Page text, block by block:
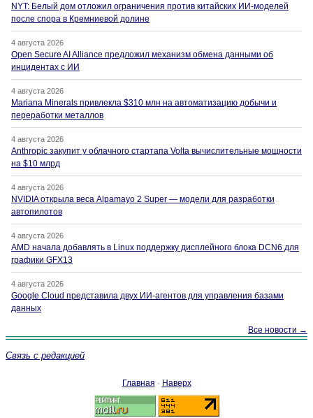
NYT: Белый дом отложил ограничения против китайских ИИ-моделей
после спора в Кремниевой долине
4 августа 2026
Open Secure AI Alliance предложил механизм обмена данными об
инцидентах с ИИ
4 августа 2026
Mariana Minerals привлекла $310 млн на автоматизацию добычи и
переработки металлов
4 августа 2026
Anthropic закупит у облачного стартапа Volta вычислительные мощности
на $10 млрд
4 августа 2026
NVIDIA открыла веса Alpamayo 2 Super — модели для разработки
автопилотов
4 августа 2026
AMD начала добавлять в Linux поддержку дисплейного блока DCN6 для
графики GFX13
4 августа 2026
Google Cloud представила двух ИИ-агентов для управления базами
данных
Все новости →
Связь с редакцией
Главная · Наверх